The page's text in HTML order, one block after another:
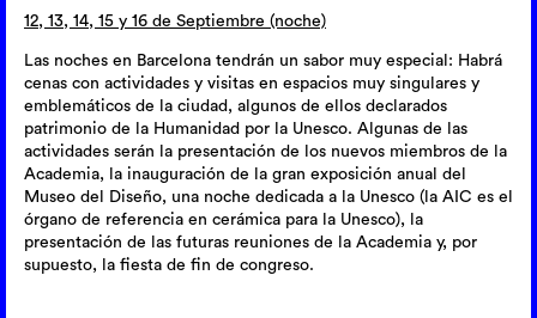
12, 13, 14, 15 y 16 de Septiembre (noche)
Las noches en Barcelona tendrán un sabor muy especial: Habrá
cenas con actividades y visitas en espacios muy singulares y
emblemáticos de la ciudad, algunos de ellos declarados
patrimonio de la Humanidad por la Unesco. Algunas de las
actividades serán la presentación de los nuevos miembros de la
Academia, la inauguración de la gran exposición anual del
Museo del Diseño, una noche dedicada a la Unesco (la AIC es el
órgano de referencia en cerámica para la Unesco), la
presentación de las futuras reuniones de la Academia y, por
supuesto, la fiesta de fin de congreso.